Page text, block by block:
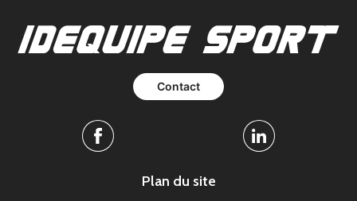
Contact
Facebook Linkedin
Plan du site